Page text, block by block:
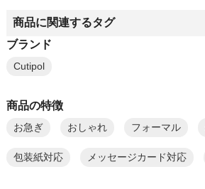
商品に関連するタグ
ブランド
Cutipol
商品の特徴
お急ぎ おしゃれ フォーマル
包装紙対応 メッセージカード対応